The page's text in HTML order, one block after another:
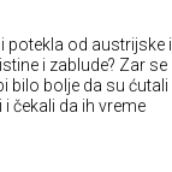
potekla od austrijske i
i zablude? Zar se
bilo bolje da su ćutali
čekali da ih vreme